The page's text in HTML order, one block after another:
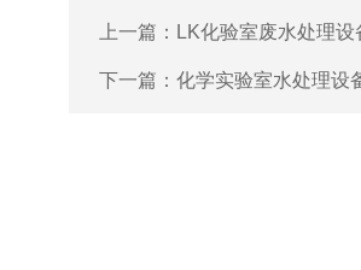
上一篇： LK化验室废水处理设
下一篇： 化学实验室水处理设